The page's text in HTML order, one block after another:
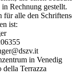
Rechnung gestellt.
für alle den
ist:
in Venedig
della Terrazza